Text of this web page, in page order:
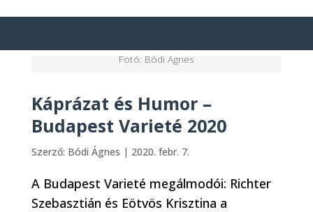
Fotó: Bódi Ágnes
Káprázat és Humor –
Budapest Varieté 2020
Szerző: Bódi Ágnes | 2020. febr. 7.
A Budapest Varieté megálmodói: Richter
Szebasztián és Eötvös Krisztina a